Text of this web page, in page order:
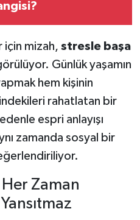
için mizah, stresle başa
Günlük yaşamın
hem kişinin
rahatlatan bir
espri anlayışı
zamanda sosyal bir
Zaman